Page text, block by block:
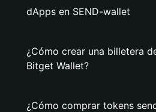
dApps en SEND-wallet
¿Cómo crear una billetera
Bitget Wallet?
¿Cómo comprar tokens